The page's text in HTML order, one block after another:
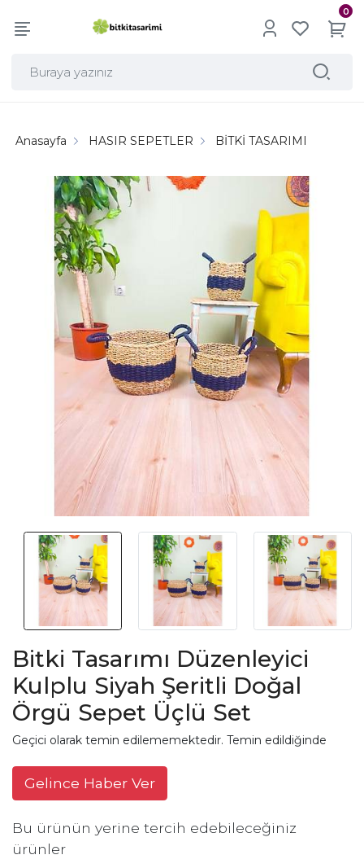
0
Anasayfa HASIR SEPETLER BİTKİ TASARIMI
Bitki Tasarımı Düzenleyici
Kulplu Siyah Şeritli Doğal
Örgü Sepet Üçlü Set
Geçici olarak temin edilememektedir. Temin edildiğinde
Gelince Haber Ver
Bu ürünün yerine tercih edebileceğiniz
ürünler